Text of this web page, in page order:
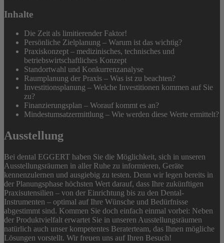
Inhalte
Die Zeit als limitierender Faktor!
Persönliche Zielplanung – Warum ist das wichtig?
Praxiskonzept – medizinisches, technisches und
betriebswirtschaftliches Konzept
Standortwahl und Konkurrenzanalyse
Raumplanung der Praxis – Was ist zu beachten?
Investitionsplanung – Welche Investitionen kommen auf Sie
zu?
Finanzierungsplan – Worauf kommt es an?
Mindestumsatzermittlung – Wie werden diese Werte ermittelt?
Ausstellung
Bei dental EGGERT haben Sie die Möglichkeit, sich in unseren
Ausstellungsräumen in aller Ruhe zu informieren, Geräte
kennenzulernen und ausgiebig zu testen. Denn wir legen bereits in
der Planungsphase höchsten Wert darauf, dass Ihre zukünftigen
Praxisutensilien – von der Einrichtung bis zu den Dental-
Instrumenten – optimal auf Ihre Wünsche und Bedürfnisse
abgestimmt sind. Kommen Sie doch einfach einmal vorbei: Neben
der Produktvielfalt erwartet Sie in unseren Ausstellungsräumen
natürlich auch unser kompetentes Beraterteam, das Ihnen mögliche
Lösungen vorstellt. Wir freuen uns auf Ihren Besuch!